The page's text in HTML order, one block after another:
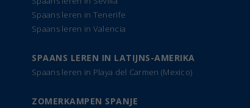
Spaans leren in Tenerife
Spaans leren in Valencia
SPAANS LEREN IN LATIJNS-AMERIKA
Spaans leren in Playa del Carmen (Mexico)
ZOMERKAMPEN SPANJE